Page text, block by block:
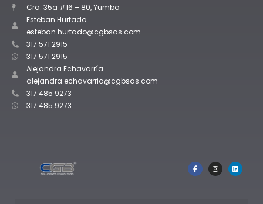
Cra. 35a #16 – 80, Yumbo
Esteban Hurtado.
esteban.hurtado@cgbsas.com
317 571 2915
317 571 2915
Alejandra Echavarría.
alejandra.echavarria@cgbsas.com
317 485 9273
317 485 9273